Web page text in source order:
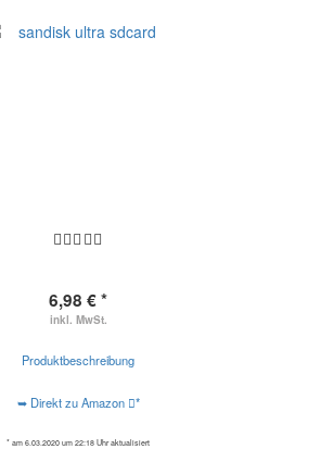
6,98 € *
inkl. MwSt.
Produktbeschreibung
➥ Direkt zu Amazon *
* am 6.03.2020 um 22:18 Uhr aktualisiert